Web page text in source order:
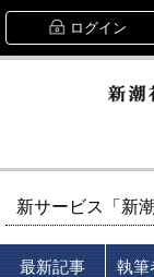
ログイン
新サービス「新
最新記事 執筆